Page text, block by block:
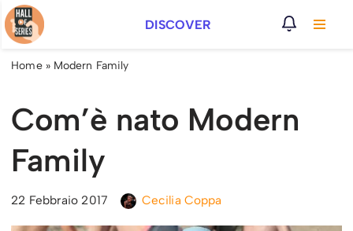
Vai
al
DISCOVER
Home» Modern Family
Com’è nato Modern
Family
22 Febbraio 2017 Cecilia Coppa